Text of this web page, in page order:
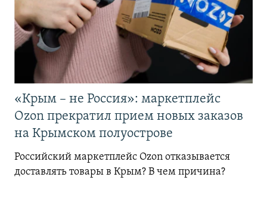
«Крым – не Россия»: маркетплейс
Ozon прекратил прием новых заказов
на Крымском полуострове
Российский маркетплейс Ozon отказывается
доставлять товары в Крым? В чем причина?